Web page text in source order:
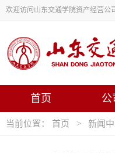
欢迎访问山东交通学院资产经营公
首页 公
当前位置： 首页 > 新闻